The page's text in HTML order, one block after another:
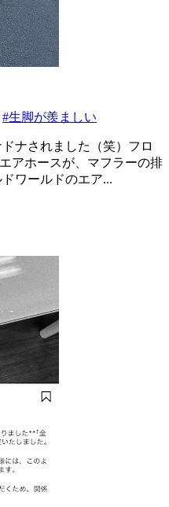
#生脚が羨ましい
ナされました（笑）フロ
アホースが、マフラーの排
ワールドのエア...